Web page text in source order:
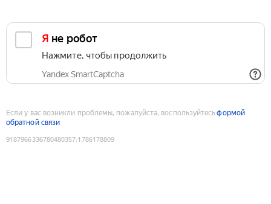
Я не робот
Нажмите, чтобы продолжить
Yandex SmartCaptcha
Если у вас возникли проблемы, пожалуйста, воспользуйтесьформой
обратной связи
9187966336780480357:1786178809